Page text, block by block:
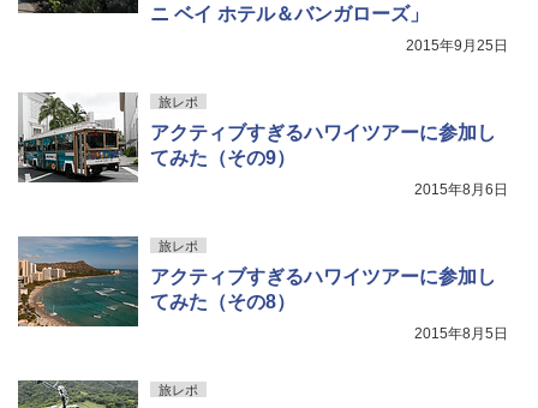
￥3,180
ニ ベイ ホテル＆バンガローズ」
2015年9月25日
旅レポ
アクティブすぎるハワイツアーに参加し
てみた（その9）
2015年8月6日
旅レポ
アクティブすぎるハワイツアーに参加し
てみた（その8）
2015年8月5日
旅レポ